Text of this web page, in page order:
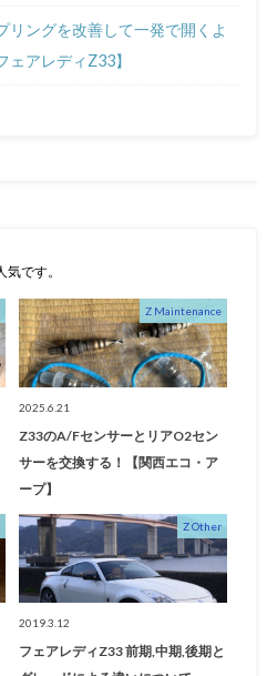
リングを改善して一発で開くよ
ェアレディZ33】
気です。
Z Maintenance
2025.6.21
Z33のA/FセンサーとリアO2セン
サーを交換する！【関西エコ・ア
ープ】
Z Other
2019.3.12
フェアレディZ33 前期,中期,後期と